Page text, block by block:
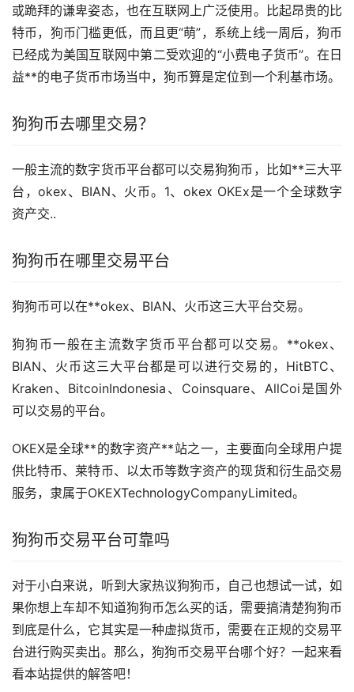
或跪拜的谦卑姿态，也在互联网上广泛使用。比起昂贵的比
特币，狗币门槛更低，而且更“萌”，系统上线一周后，狗币
已经成为美国互联网中第二受欢迎的“小费电子货币”。在日
益**的电子货币市场当中，狗币算是定位到一个利基市场。
狗狗币去哪里交易？
一般主流的数字货币平台都可以交易狗狗币，比如**三大平
台，okex、BIAN、火币。1、okex OKEx是一个全球数字
资产交..
狗狗币在哪里交易平台
狗狗币可以在**okex、BIAN、火币这三大平台交易。
狗狗币一般在主流数字货币平台都可以交易。**okex、
BIAN、火币这三大平台都是可以进行交易的，HitBTC、
Kraken、BitcoinIndonesia、Coinsquare、AllCoi是国外
可以交易的平台。
OKEX是全球**的数字资产**站之一，主要面向全球用户提
供比特币、莱特币、以太币等数字资产的现货和衍生品交易
服务，隶属于OKEXTechnologyCompanyLimited。
狗狗币交易平台可靠吗
对于小白来说，听到大家热议狗狗币，自己也想试一试，如
果你想上车却不知道狗狗币怎么买的话，需要搞清楚狗狗币
到底是什么，它其实是一种虚拟货币，需要在正规的交易平
台进行购买卖出。那么，狗狗币交易平台哪个好？一起来看
看本站提供的解答吧！